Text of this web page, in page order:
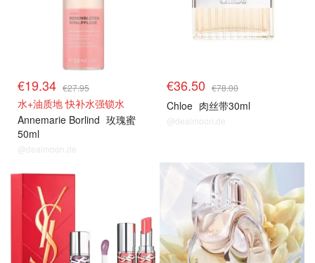
€19.34 €27.95
水+油质地 快补水强锁水
Annemarie Borlind 玫瑰蜜
50ml
@dealmoon.de
€36.50 €78.00
Chloe 肉丝带30ml
@dealmoon.de